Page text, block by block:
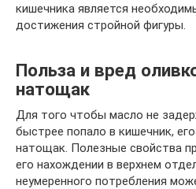
кишечника является
достижения стройной фигуры.
Польза и вред
натощак
Для того чтобы масло не
быстрее попало в кишечник,
натощак. Полезные свойства
его нахождении в верхнем
неумеренного потребления